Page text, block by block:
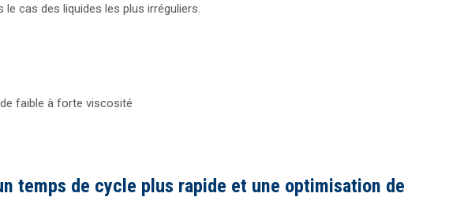
cas des liquides les plus irréguliers.
faible à forte viscosité
temps de cycle plus rapide et une optimisation de